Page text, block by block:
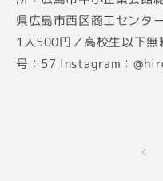
県広島市西区商工センタ
1人500円／高校生以下
号：57 Instagram：